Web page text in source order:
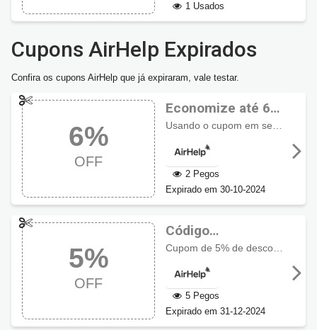
1 Usados
Cupons AirHelp Expirados
Confira os cupons AirHelp que já expiraram, vale testar.
6%
OFF
Economize até 6%
OFF com cupom
AirHelp
Usando o cupom em seu carrinho de compra você economiza até 6% de desconto em todo site!
2 Pegos
Expirado em 30-10-2024
5%
OFF
Código
promocional
AirHelp com 5%
OFF
5 Pegos
Expirado em 31-12-2024